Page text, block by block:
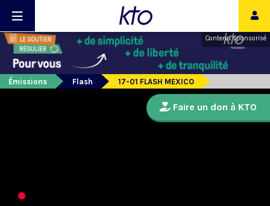
Contenu sponsorisé
Émissions Flash 17-01 FLASH MEXICO
Faire un don à KTO